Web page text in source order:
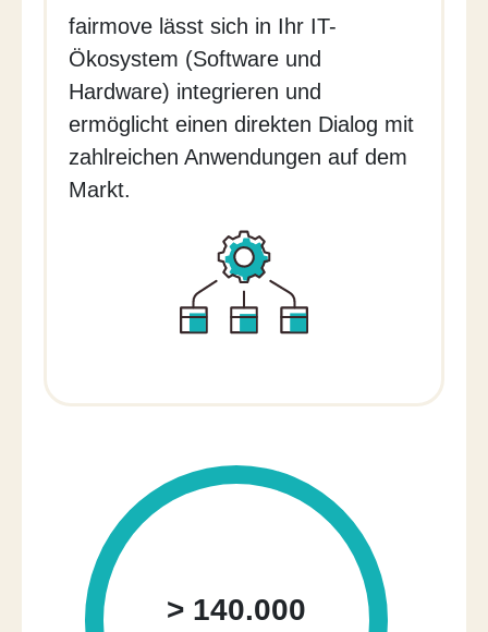
fairmove lässt sich in Ihr IT-
Ökosystem (Software und
Hardware) integrieren und
ermöglicht einen direkten Dialog mit
zahlreichen Anwendungen auf dem
Markt.
> 140.000